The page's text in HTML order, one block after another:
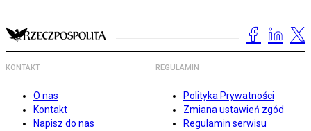
KONTAKT
O nas
Kontakt
Napisz do nas
REGULAMIN
Polityka Prywatności
Zmiana ustawień zgód
Regulamin serwisu